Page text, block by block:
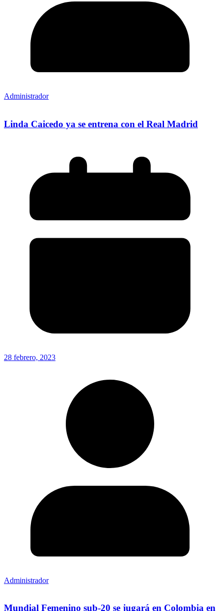
Administrador
Linda Caicedo ya se entrena con el Real Madrid
28 febrero, 2023
Administrador
Mundial Femenino sub-20 se jugará en Colombia en